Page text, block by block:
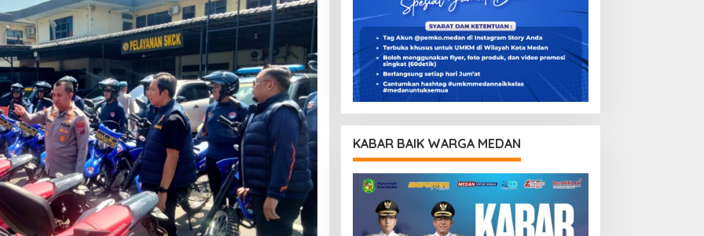
KABAR BAIK WARGA MEDAN